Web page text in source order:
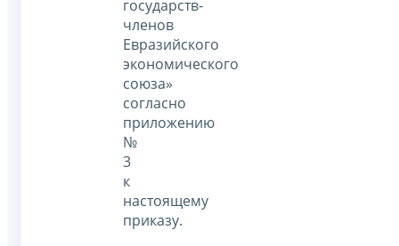
государств-
членов
Евразийского
экономического
союза»
согласно
приложению
№
3
к
настоящему
приказу.